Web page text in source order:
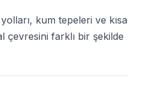
kum tepeleri ve kısa
çevresini farklı bir şekilde